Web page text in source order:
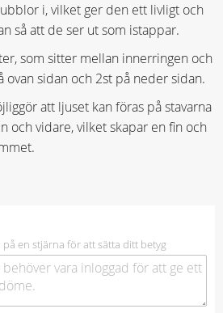
i, vilket ger den ett livligt och
så att de ser ut som istappar.
som sitter mellan innerringen och
ovan sidan och 2st på neder sidan.
att ljuset kan föras på stavarna
och vidare, vilket skapar en fin och
på en stjärna för att sätta ditt betyg